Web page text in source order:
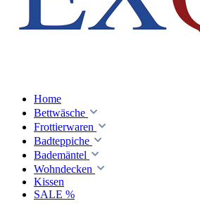
Home
Bettwäsche
Frottierwaren
Badteppiche
Bademäntel
Wohndecken
Kissen
SALE %